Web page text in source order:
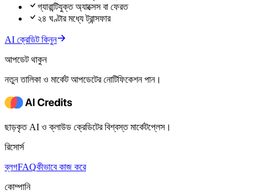
গ্যারান্টিযুক্ত অ্যাক্সেস বা ফেরত
২৪ ঘণ্টার মধ্যে ট্রান্সফার
AI ক্রেডিট কিনুন
আপডেট থাকুন
নতুন তালিকা ও মার্কেট আপডেটের নোটিফিকেশন পান।
ছাড়কৃত AI ও ক্লাউড ক্রেডিটের বিশ্বস্ত মার্কেটপ্লেস।
রিসোর্স
ব্লগFAQকীভাবে কাজ করে
কোম্পানি